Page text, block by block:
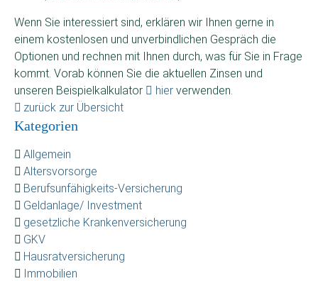
Wenn Sie interessiert sind, erklären wir Ihnen gerne in
einem kostenlosen und unverbindlichen Gespräch die
Optionen und rechnen mit Ihnen durch, was für Sie in Frage
kommt. Vorab können Sie die aktuellen Zinsen und
unseren Beispielkalkulator
hier verwenden.
zurück zur Übersicht
Kategorien
Allgemein
Altersvorsorge
Berufsunfähigkeits-Versicherung
Geldanlage/ Investment
gesetzliche Krankenversicherung
GKV
Hausratversicherung
Immobilien